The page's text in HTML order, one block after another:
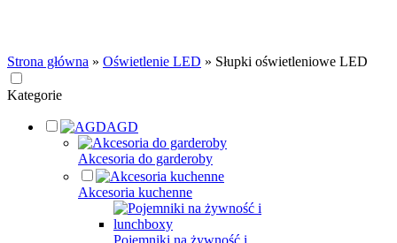
Strona główna » Oświetlenie LED » Słupki oświetleniowe LED
Kategorie
AGD
Akcesoria do garderoby
Akcesoria kuchenne
Pojemniki na żywność i